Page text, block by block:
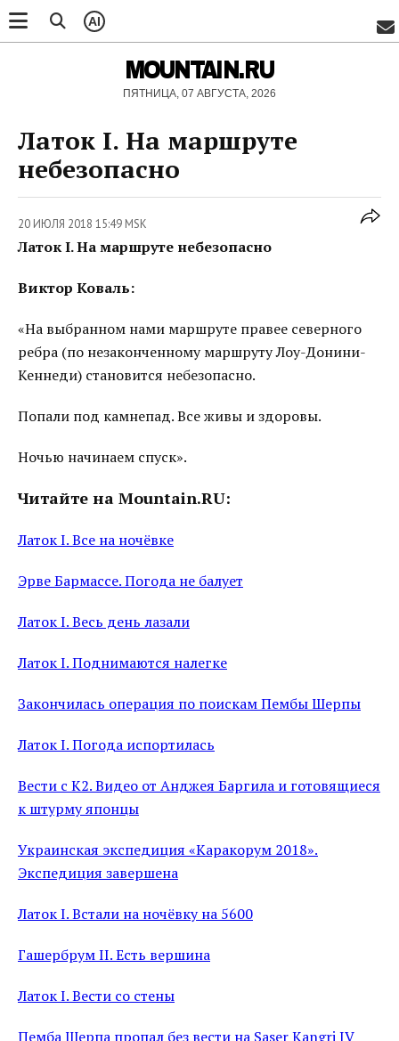
AI
MOUNTAIN.RU
ПЯТНИЦА, 07 АВГУСТА, 2026
Латок I. На маршруте
небезопасно
20 ИЮЛЯ 2018 15:49 MSK
Латок I. На маршруте небезопасно
Виктор Коваль:
«На выбранном нами маршруте правее северного
ребра (по незаконченному маршруту Лоу-Донини-
Кеннеди) становится небезопасно.
Попали под камнепад. Все живы и здоровы.
Ночью начинаем спуск».
Читайте на Mountain.RU:
Латок I. Все на ночёвке
Эрве Бармассе. Погода не балует
Латок I. Весь день лазали
Латок I. Поднимаются налегке
Закончилась операция по поискам Пембы Шерпы
Латок I. Погода испортилась
Вести с К2. Видео от Анджея Баргила и готовящиеся
к штурму японцы
Украинская экспедиция «Каракорум 2018».
Экспедиция завершена
Латок I. Встали на ночёвку на 5600
Гашербрум II. Есть вершина
Латок I. Вести со стены
Пемба Шерпа пропал без вести на Saser Kangri IV